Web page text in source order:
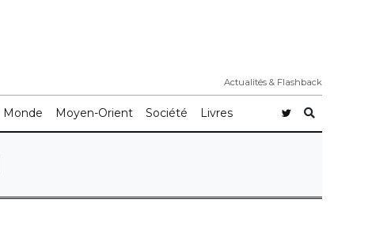
Actualités & Flashback
Monde Moyen-Orient Société Livres